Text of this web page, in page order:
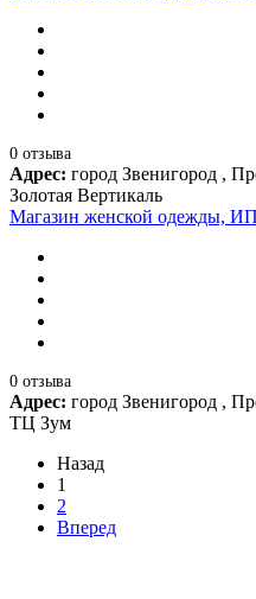
0 отзыва
Адрес: город Звенигород ,
Золотая Вертикаль
Магазин женской одежды,
0 отзыва
Адрес: город Звенигород ,
ТЦ Зум
Назад
1
2
Вперед